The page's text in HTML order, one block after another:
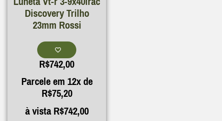
Discovery Trilho
23mm Rossi
R$742,00
Parcele em 12x de
R$75,20
à vistaR$742,00